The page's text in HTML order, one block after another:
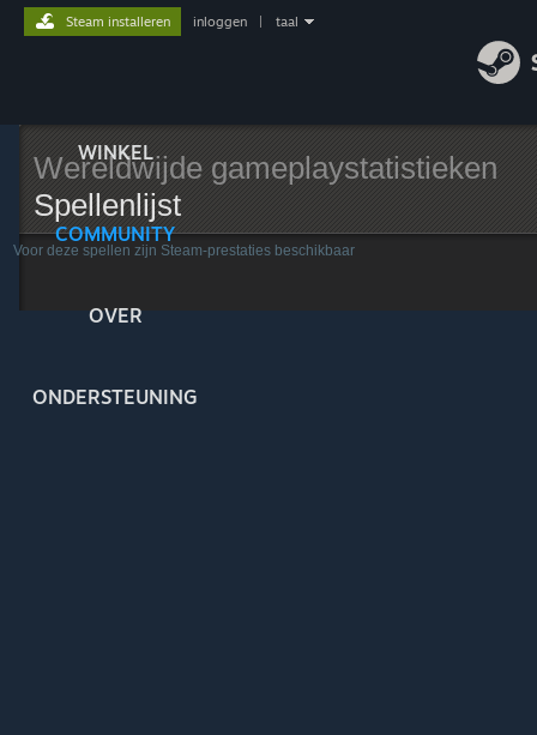
WINKEL
COMMUNITY
OVER
ONDERSTEUNING
Steam installeren inloggen taal
Wereldwijde gameplaystatistieken
Spellenlijst
Voor deze spellen zijn Steam-prestaties beschikbaar